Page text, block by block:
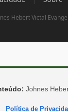
Hebert Victal
Johnes
Política de